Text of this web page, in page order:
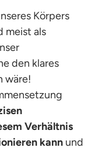
Körpers
meist als
den klares
wäre!
Verhältnis
kann und